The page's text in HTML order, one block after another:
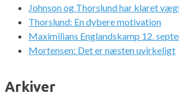
Johnson og Thorslund har klaret
Thorslund: En dybere motivation
Maximilians Englandskamp 12.
Mortensen: Det er næsten uvirkeligt
Arkiver